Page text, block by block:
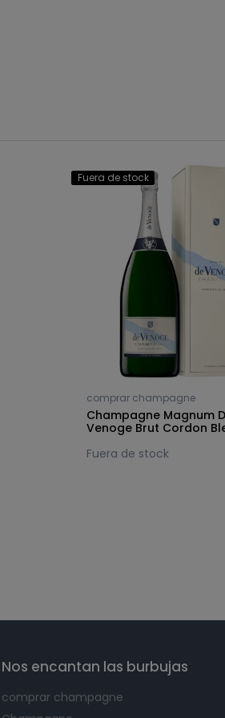
Fuera de stock
comprar champagne
Champagne Magnum
Venoge Brut Cordon
Fuera de stock
Nos encantan las burbujas
comprar champagne